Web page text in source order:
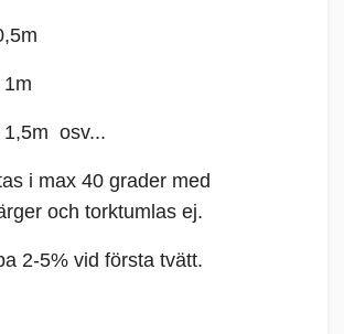
1,5m osv...
i max 40 grader med
och torktumlas ej.
2-5% vid första tvätt.